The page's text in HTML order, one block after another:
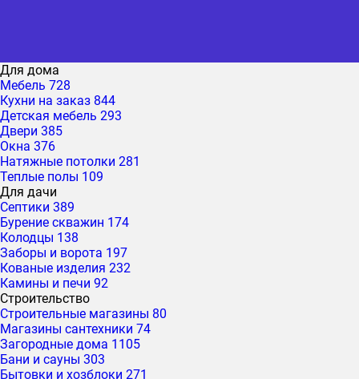
Для дома
Мебель 728
Кухни на заказ 844
Детская мебель 293
Двери 385
Окна 376
Натяжные потолки 281
Теплые полы 109
Для дачи
Септики 389
Бурение скважин 174
Колодцы 138
Заборы и ворота 197
Кованые изделия 232
Камины и печи 92
Строительство
Строительные магазины 80
Магазины сантехники 74
Загородные дома 1105
Бани и сауны 303
Бытовки и хозблоки 271